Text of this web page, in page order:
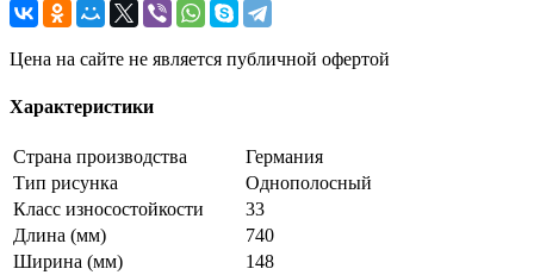
Цена на сайте не является публичной офертой
Характеристики
Страна производства
Германия
Тип рисунка
Однополосный
Класс износостойкости
33
Длина (мм)
740
Ширина (мм)
148